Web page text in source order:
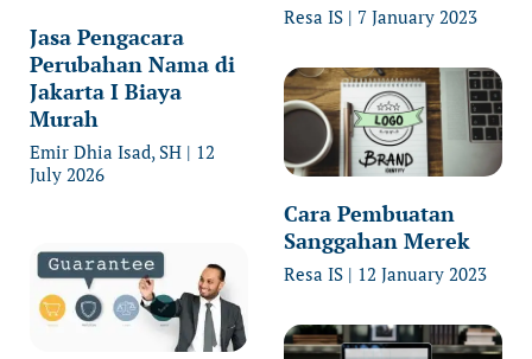
Jasa Pengacara
Perubahan Nama di
Jakarta I Biaya
Murah
Emir Dhia Isad, SH
12
July 2026
Resa IS 7 January 2023
Cara Pembuatan
Sanggahan Merek
Resa IS 12 January 2023